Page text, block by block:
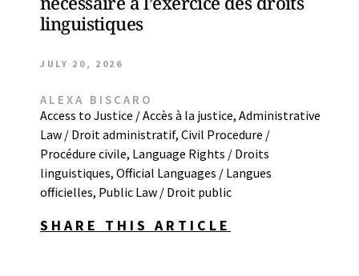
linguistiques
JULY 20, 2026
ALEXA BISCARO
Access to Justice / Accès à la justice, Administrative
Law / Droit administratif, Civil Procedure /
Procédure civile, Language Rights / Droits
linguistiques, Official Languages / Langues
officielles, Public Law / Droit public
SHARE THIS ARTICLE